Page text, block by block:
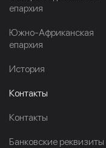
епархия
Южно-Африканская
епархия
История
Контакты
Контакты
Банковские